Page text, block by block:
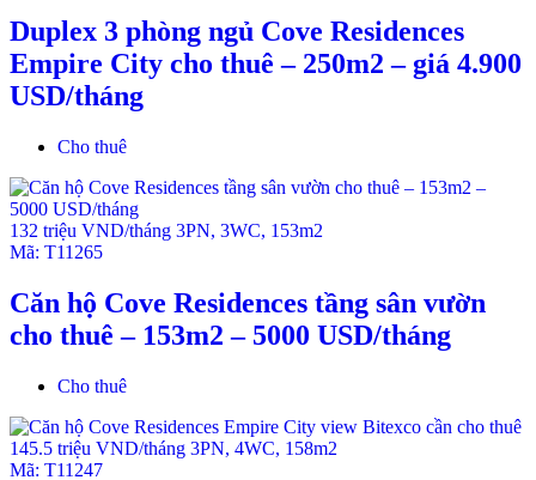
Duplex 3 phòng ngủ Cove Residences
Empire City cho thuê – 250m2 – giá 4.900
USD/tháng
Cho thuê
132 triệu VND/tháng 3PN, 3WC, 153m2
Mã: T11265
Căn hộ Cove Residences tầng sân vườn
cho thuê – 153m2 – 5000 USD/tháng
Cho thuê
145.5 triệu VND/tháng 3PN, 4WC, 158m2
Mã: T11247